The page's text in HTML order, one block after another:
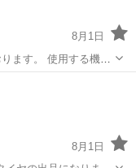
8月1日
ます。 使用する機械
センターロック式の
でも使用されている
8月1日